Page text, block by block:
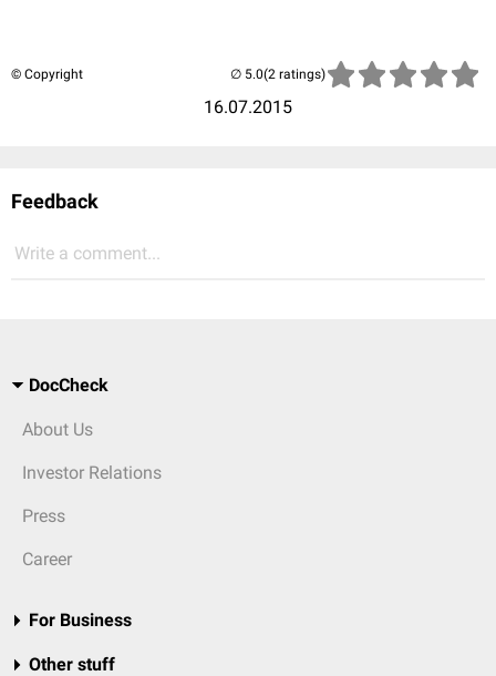
© Copyright
16.07.2015
(2 ratings)
Feedback
Write a comment...
DocCheck
About Us
Investor Relations
Press
Career
For Business
Other stuff